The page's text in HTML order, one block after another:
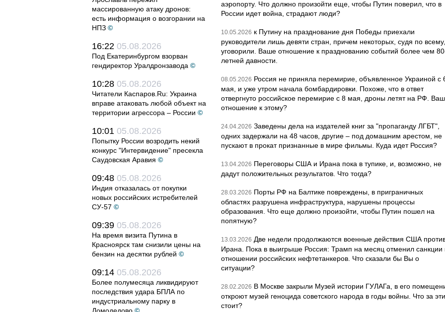
массированную атаку дронов:
есть информация о возгорании на
НПЗ ©
16:22 05.08.2026
Под Екатеринбургом взорван
гендиректор Уралдронзавода ©
10:28 05.08.2026
Читатели Каспаров.Ru: Украина
вправе атаковать любой объект на
территории агрессора – России ©
10:01 05.08.2026
Попытку России возродить некий
конкурс "Интервидение" пресекла
Саудовская Аравия ©
09:48 05.08.2026
Индия отказалась от покупки
новых российских истребителей
СУ-57 ©
09:39 05.08.2026
На время визита Путина в
Красноярск там снизили цены на
бензин на десятки рублей ©
09:14 05.08.2026
Более полумесяца ликвидируют
последствия удара БПЛА по
индустриальному парку в
аэропорту. Что должно произойти еще, чтобы Путин поверил, что в
России идет война, страдают люди?
10.05.2026 к Путину на празднование дня Победы приехали
руководители лишь девяти стран, причем некоторых, судя по всему,
уговорили. Ваше отношение к празднованию событий более чем
летней давности.
08.05.2026 Россия не приняла перемирие, объявленное Украиной с
мая, и уже утром начала бомбардировки. Похоже, что в ответ
отвергнуто российское перемирие с 8 мая, дроны летят на РФ.
отношение к этому?
24.04.2026 Заведены дела на издателей книг за "пропаганду ЛГБТ",
одних задержали на 48 часов, другие – под домашним арестом, не
пускают в прокат признанные в мире фильмы. Куда идет Россия?
13.04.2026 Переговоры США и Ирана пока в тупике, и, возможно, не
дадут положительных результатов. Что тогда?
28.03.2026 Порты РФ на Балтике повреждены, в приграничных
областях разрушена инфраструктура, нарушены процессы
образования. Что еще должно произойти, чтобы Путин пошел на
попятную?
13.03.2026 Две недели продолжаются военные действия США
Ирана. Пока в выигрыше Россия: Трамп на месяц отменил санкции
отношении российских нефтетанкеров. Что сказали бы Вы о
ситуации?
28.02.2026 В Москве закрыли Музей истории ГУЛАГа, в его
откроют музей геноцида советского народа в годы войны. Что за
стоит?